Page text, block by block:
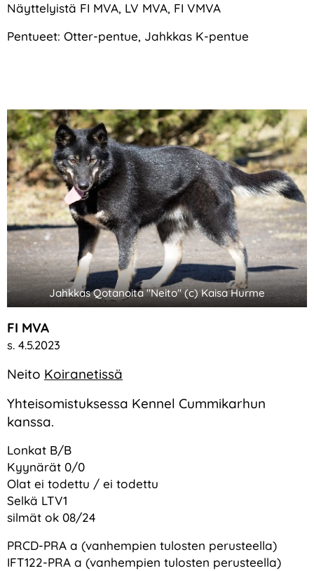
Näyttelyistä FI MVA, LV MVA, FI VMVA
Pentueet: Otter-pentue, Jahkkas K-pentue
Jahkkas Qotanoita "Neito" (c) Kaisa Hurme
FI MVA
s. 4.5.2023
Neito Koiranetissä
Yhteisomistuksessa Kennel Cummikarhun
kanssa.
Lonkat B/B
Kyynärät 0/0
Olat ei todettu / ei todettu
Selkä LTV1
silmät ok 08/24
PRCD-PRA a (vanhempien tulosten perusteella)
IFT122-PRA a (vanhempien tulosten perusteella)